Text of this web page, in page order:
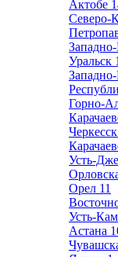
Актобе
Северо-
Западно-
Уральск
Западно-
Горно-
Черкесск
Усть-
Орел 11
Усть-
Астана